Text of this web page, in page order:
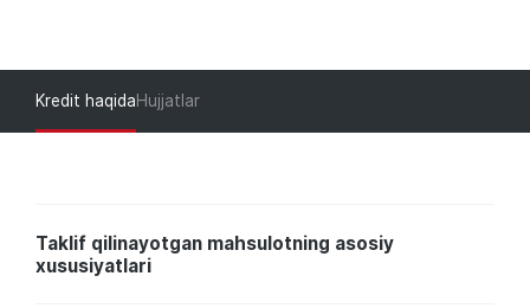
Kredit haqidaHujjatlar
Taklif qilinayotgan mahsulotning asosiy
xususiyatlari